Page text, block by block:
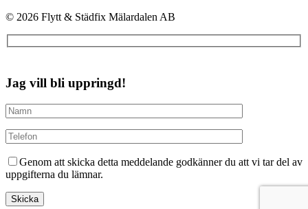
© 2026 Flytt & Städfix Mälardalen AB
Jag vill bli uppringd!
Genom att skicka detta meddelande godkänner du att vi tar del av
uppgifterna du lämnar.
Skicka